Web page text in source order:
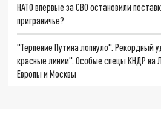
НАТО впервые за СВО остановили
приграничье?
"Терпение Путина лопнуло". Рекордный
красные линии". Особые спецы КНДР на
Европы и Москвы